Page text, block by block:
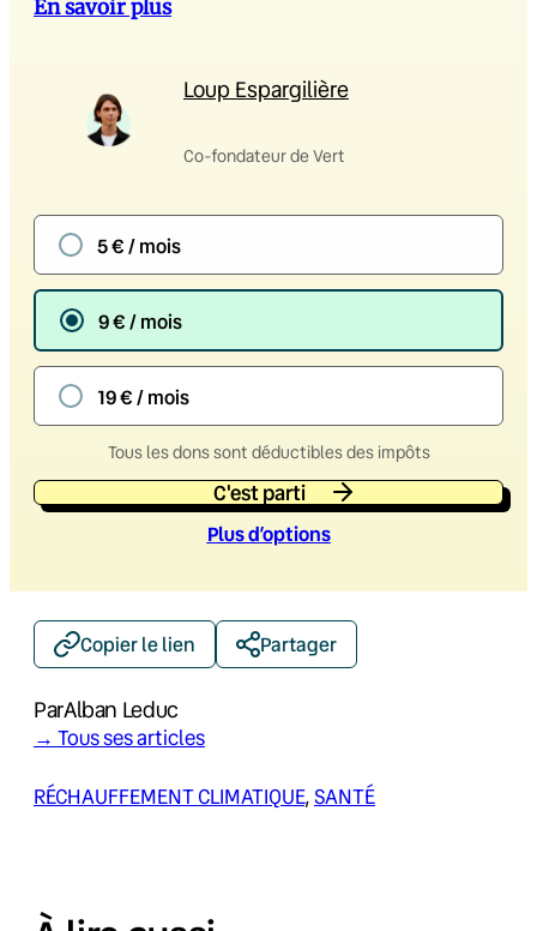
En savoir plus
Loup Espargilière
Co-fondateur de Vert
5 € / mois
9 € / mois
19 € / mois
Tous les dons sont déductibles des impôts
C'est parti
Plus d’options
Copier le lien Partager
ParAlban Leduc
→ Tous ses articles
RÉCHAUFFEMENT CLIMATIQUE, SANTÉ